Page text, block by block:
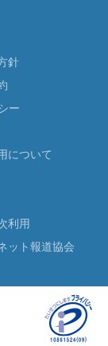
針
ー
について
利用
ット報道協会